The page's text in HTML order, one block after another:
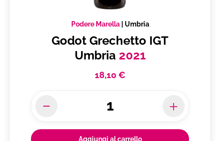
Podere Marella| Umbria
Godot Grechetto IGT
Umbria 2021
18,10 €
Aggiungi al carrello